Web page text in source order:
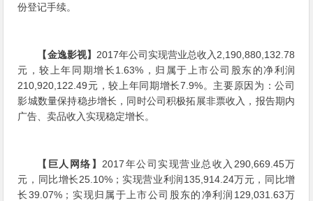
份登记手续。
【金逸影视】 2017年公司实现营业总收入2,190,880,132.78
元，较上年同期增长1.63%，归属于上市公司股东的净利润
210,920,122.49元，较上年同期增长7.9%。主要原因为：公司
影城数量保持稳步增长，同时公司积极拓展非票收入，报告期内
广告、卖品收入实现稳定增长。
【巨人网络】 2017年公司实现营业总收入290,669.45万
元，同比增长25.10%；实现营业利润135,914.24万元，同比增
长39.07%；实现归属于上市公司股东的净利润129,031.63万